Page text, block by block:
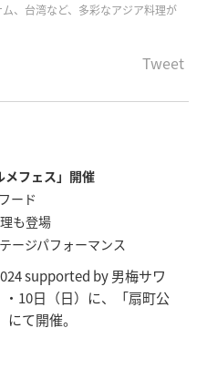
、台湾など、多彩なアジア料理が
Tweet
メフェス」開催
ード
も登場
ージパフォーマンス
supported by 男梅サワ
10日（日）に、「扇町公
て開催。